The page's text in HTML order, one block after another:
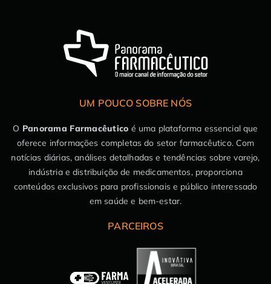
UM POUCO SOBRE NÓS
O Panorama Farmacêutico é uma plataforma essencial que
oferece informações completas do setor farmacêutico. Com
notícias diárias, análises detalhadas e tendências sobre varejo,
indústria e distribuição de medicamentos, proporciona
conteúdos exclusivos para profissionais e público interessado
em saúde e bem-estar.
PARCEIROS